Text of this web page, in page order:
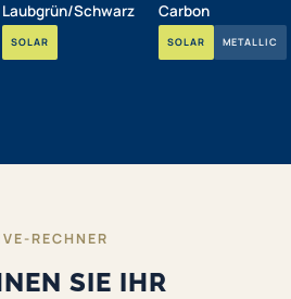
Laubgrün/Schwarz
SOLAR
Carbon
SOLAR METALLIC
RECHNER
SIE IHR